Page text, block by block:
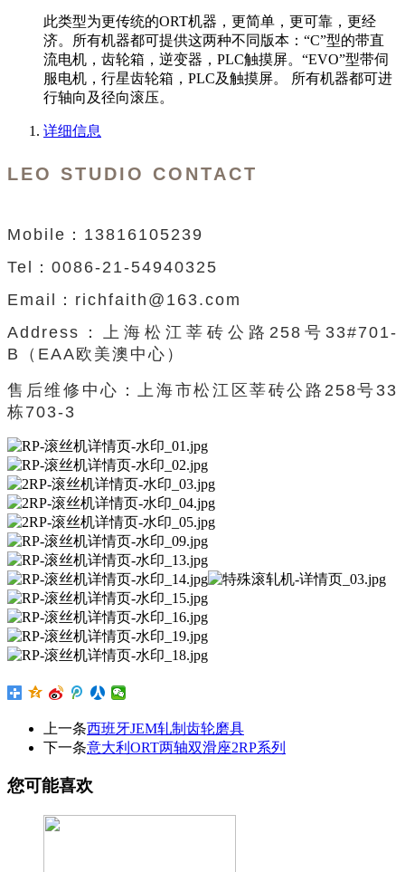
此类型为更传统的ORT机器，更简单，更可靠，更经
济。所有机器都可提供这两种不同版本：“C”型的带直
流电机，齿轮箱，逆变器，PLC触摸屏。“EVO”型带伺
服电机，行星齿轮箱，PLC及触摸屏。 所有机器都可进
行轴向及径向滚压。
详细信息
LEO STUDIO CONTACT
Mobile：13816105239
Tel：0086-21-54940325
Email：richfaith@163.com
Address：
上海松江莘砖公路 258 号 33#701-
B（EAA欧美澳中心 ）
售后维修中心：上海市松江区莘砖公路258号33
栋703-3
上一条西班牙JEM轧制齿轮磨具
下一条意大利ORT两轴双滑座2RP系列
您可能喜欢